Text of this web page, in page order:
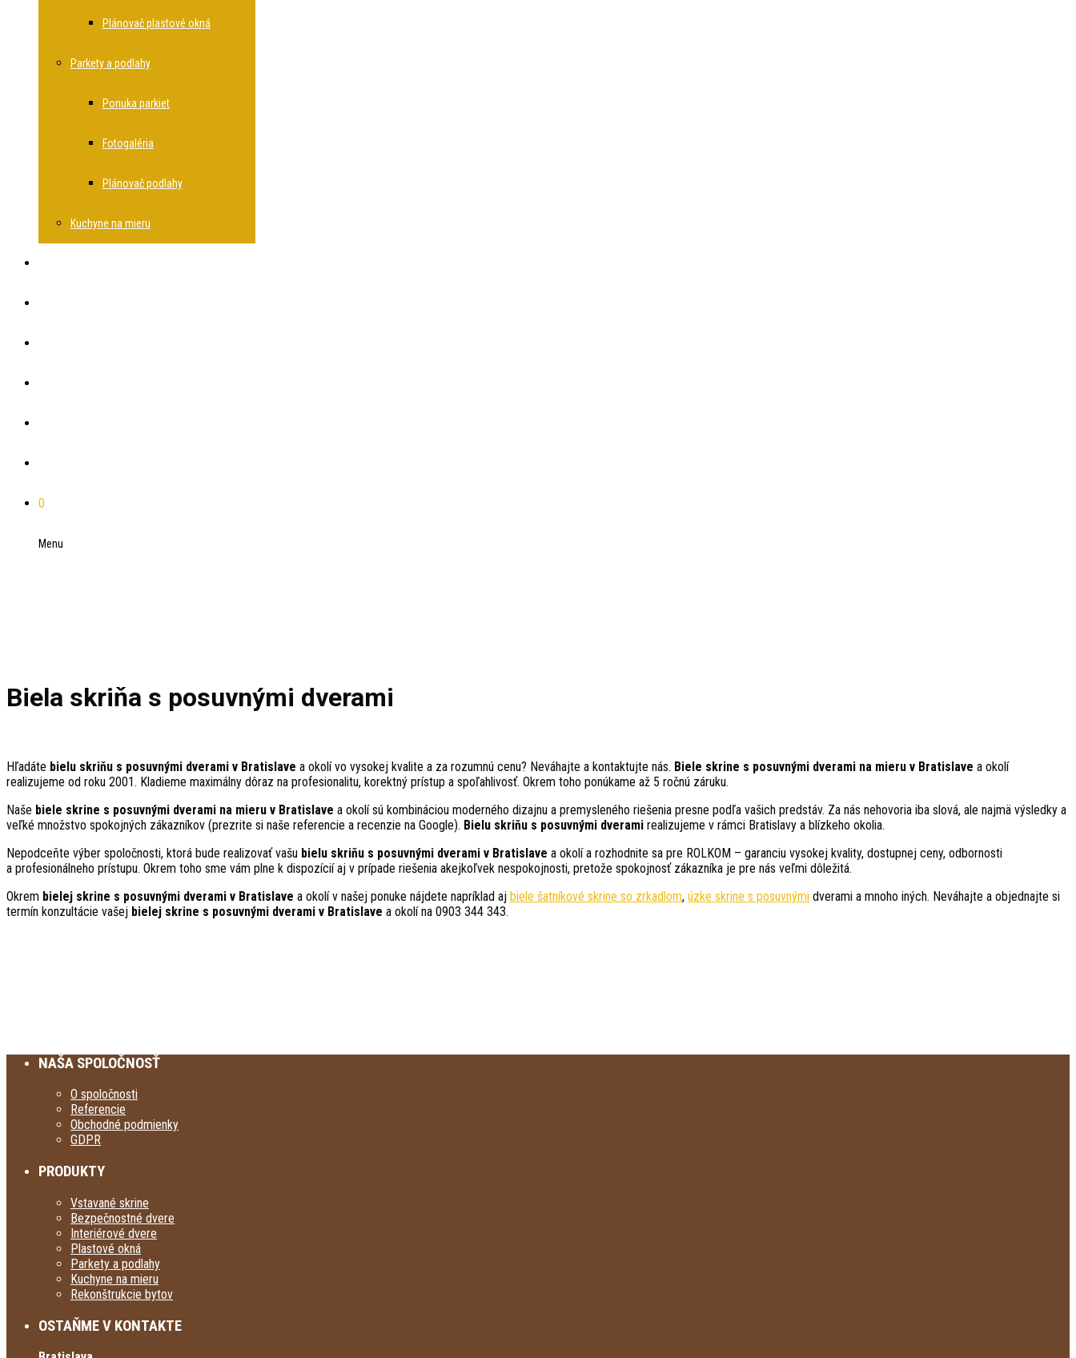
Plánovač plastové okná
Parkety a podlahy
Ponuka parkiet
Fotogaléria
Plánovač podlahy
Kuchyne na mieru
0
Menu
Biela skriňa s posuvnými dverami
Hľadáte bielu skriňu s posuvnými dverami v Bratislave a okolí vo vysokej kvalite a za rozumnú cenu? Neváhajte a kontaktujte nás. Biele skrine s posuvnými dverami na mieru v Bratislave a okolí
realizujeme od roku 2001. Kladieme maximálny dôraz na profesionalitu, korektný prístup a spoľahlivosť. Okrem toho ponúkame až 5 ročnú záruku.
Naše biele skrine s posuvnými dverami na mieru v Bratislave a okolí sú kombináciou moderného dizajnu a premysleného riešenia presne podľa vašich predstáv. Za nás nehovoria iba slová, ale najmä výsledky a
veľké množstvo spokojných zákazníkov (prezrite si naše referencie a recenzie na Google). Bielu skriňu s posuvnými dverami realizujeme v rámci Bratislavy a blízkeho okolia.
Nepodceňte výber spoločnosti, ktorá bude realizovať vašu bielu skriňu s posuvnými dverami v Bratislave a okolí a rozhodnite sa pre ROLKOM – garanciu vysokej kvality, dostupnej ceny, odbornosti
a profesionálneho prístupu. Okrem toho sme vám plne k dispozícií aj v prípade riešenia akejkoľvek nespokojnosti, pretože spokojnosť zákazníka je pre nás veľmi dôležitá.
Okrem bielej skrine s posuvnými dverami v Bratislave a okolí v našej ponuke nájdete napríklad aj biele šatníkové skrine so zrkadlom, úzke skrine s posuvnými dverami a mnoho iných. Neváhajte a objednajte si
termín konzultácie vašej bielej skrine s posuvnými dverami v Bratislave a okolí na 0903 344 343.
NAŠA SPOLOČNOSŤ
O spoločnosti
Referencie
Obchodné podmienky
GDPR
PRODUKTY
Vstavané skrine
Bezpečnostné dvere
Interiérové dvere
Plastové okná
Parkety a podlahy
Kuchyne na mieru
Rekonštrukcie bytov
OSTAŇME V KONTAKTE